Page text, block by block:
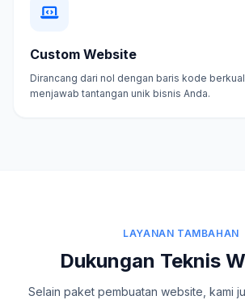
Custom Website
Dirancang dari nol dengan baris kode
menjawab tantangan unik bisnis Anda.
LAYANAN TAMBAHAN
Dukungan Teknis
Selain paket pembuatan website, kami